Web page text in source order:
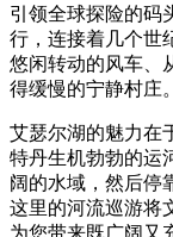
引领全球探险的码
行，连接着几个世
悠闲转动的风车、
得缓慢的宁静村庄。
艾瑟尔湖的魅力在
特丹生机勃勃的运
阔的水域，然后停
这里的河流巡游将
为您带来既广阔又